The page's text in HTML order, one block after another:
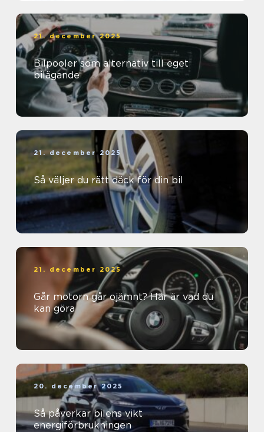
21. december 2025
Bilpooler som alternativ till eget
bilägande
21. december 2025
Så väljer du rätt däck för din bil
21. december 2025
Går motorn går ojämnt? Här är vad du
kan göra
20. december 2025
Så påverkar bilens vikt
energiförbrukningen